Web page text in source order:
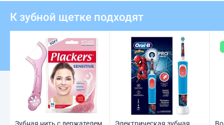
К зубной щетке подходят
Зубная нить с держателем
Электрическая зубная